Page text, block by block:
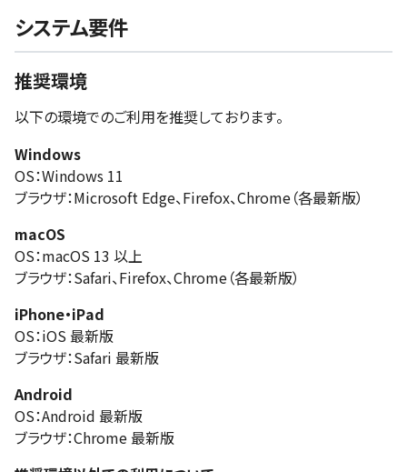
システム要件
推奨環境
以下の環境でのご利用を推奨しております。
Windows
OS：Windows 11
ブラウザ：Microsoft Edge、Firefox、Chrome（各最新版）
macOS
OS：macOS 13 以上
ブラウザ：Safari、Firefox、Chrome（各最新版）
iPhone・iPad
OS：iOS 最新版
ブラウザ：Safari 最新版
Android
OS：Android 最新版
ブラウザ：Chrome 最新版